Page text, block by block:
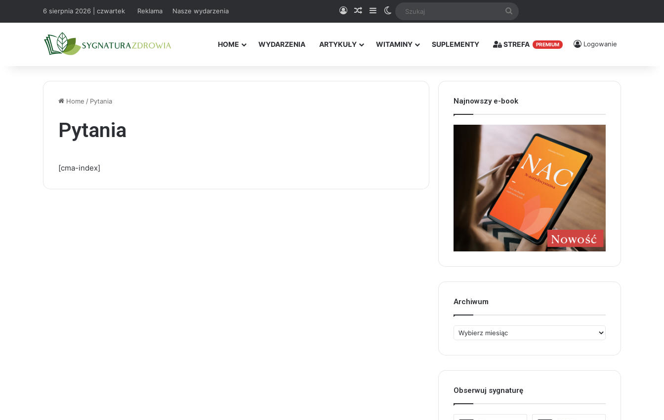
6 sierpnia 2026 | czwartek Reklama Nasze wydarzenia Logowanie
Random Article
SidebarSwitch skin
HOME WYDARZENIA ARTYKUŁY WITAMINY SUPLEMENTY STREFA PREMIUM Logowanie
Home / Pytania
Pytania
[cma-index]
Najnowszy e-book
Archiwum
Archiwum
Obserwuj sygnaturę